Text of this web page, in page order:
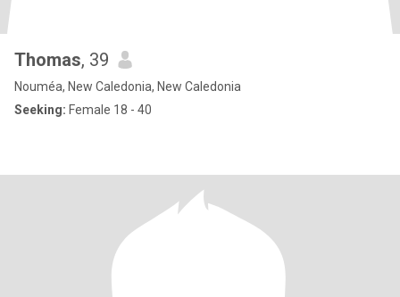
Thomas, 39
Nouméa, New Caledonia, New Caledonia
Seeking: Female 18 - 40